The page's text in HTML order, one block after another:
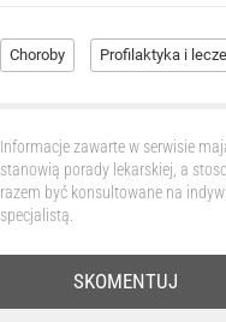
Choroby Profilaktyka i
Informacje zawarte w serwisie
stanowią porady lekarskiej, a
razem być konsultowane na
specjalistą.
SKOMENTUJ